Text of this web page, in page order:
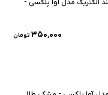
الکتریک مدل آوا پلکسی -
۳۵۰٬۰۰۰ تومان